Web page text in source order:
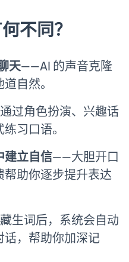
不同？
天——AI 的声音克隆
自然。
过角色扮演、兴趣话
习口语。
建立自信——大胆开口
助你逐步提升表达
生词后，系统会自动
话，帮助你加深记